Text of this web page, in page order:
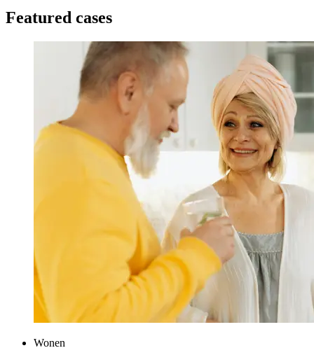
Featured cases
Wonen